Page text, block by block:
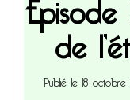
de
Publié le 18